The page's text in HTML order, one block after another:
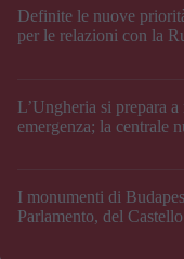
Definite le nuove
per le relazioni con la
L’Ungheria si prepara
emergenza; la centrale
I monumenti di
Parlamento, del